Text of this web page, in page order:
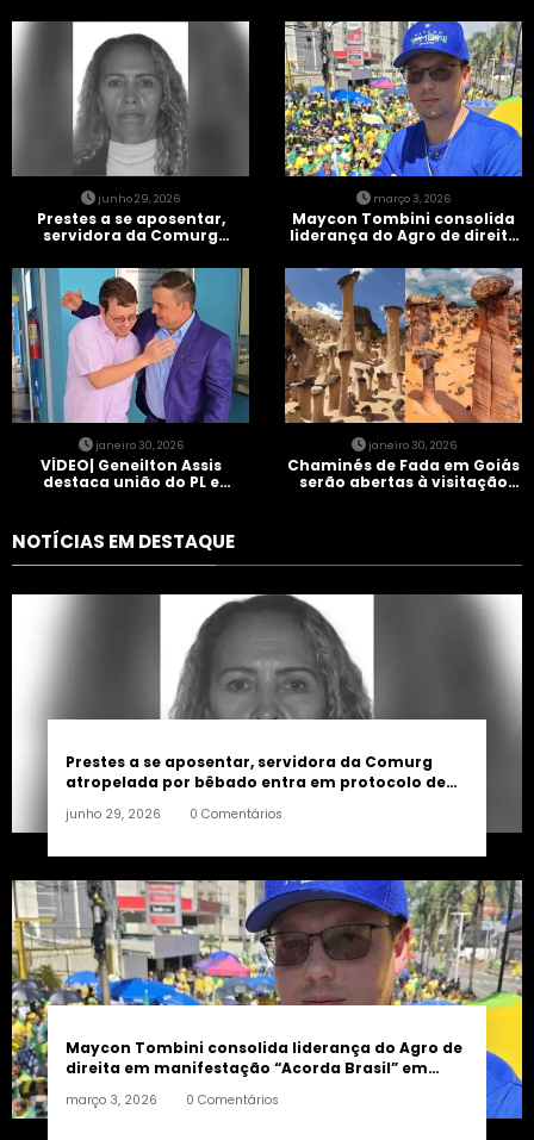
junho 29, 2026
Prestes a se aposentar,
servidora da Comurg
entra em protocolo de
morte encefálica
março 3, 2026
Maycon Tombini consolida
liderança do Agro de direita
Brasil” em Goiânia
janeiro 30, 2026
VÍDEO| Geneilton Assis
destaca união do PL e
janeiro 30, 2026
Chaminés de Fada em Goiás
serão abertas à visitação
NOTÍCIAS EM DESTAQUE
Prestes a se aposentar, servidora da Comurg
atropelada por bêbado entra em protocolo de
junho 29, 2026 0 Comentários
Maycon Tombini consolida liderança do Agro de
direita em manifestação “Acorda Brasil” em
março 3, 2026 0 Comentários